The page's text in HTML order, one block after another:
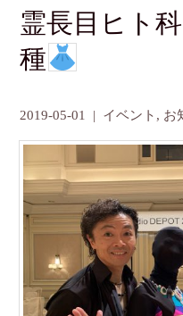
霊長目ヒト
種
2019-05-01 | イベント , お